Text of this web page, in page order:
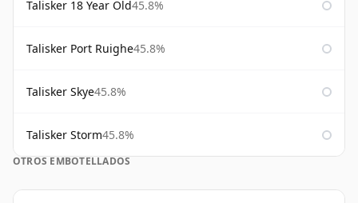
Talisker 18 Year Old45.8%
Talisker Port Ruighe45.8%
Talisker Skye45.8%
Talisker Storm45.8%
OTROS EMBOTELLADOS